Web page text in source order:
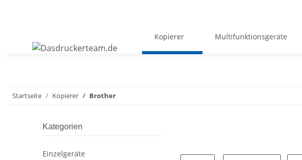
Kopierer Multifunktionsgeräte
Startseite Kopierer Brother
Kategorien
Einzelgeräte